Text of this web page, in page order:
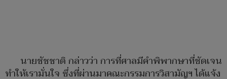
นายชัชชาติ กล่าวว่า การที่ศาลมีคำพิพากษาที่ชัดเจน
ทำให้เรามั่นใจ ซึ่งที่ผ่านมาคณะกรรมการวิสามัญฯ ได้แจ้ง